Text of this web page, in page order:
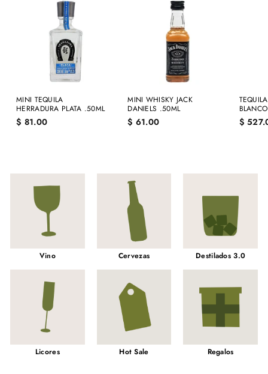
MINI TEQUILA
HERRADURA PLATA .50ML
$ 81.00$
0
MINI WHISKY JACK
DANIELS .50ML
$ 61.00$
0
$
Vino Cervezas Destilados 3.0
Licores Hot Sale Regalos